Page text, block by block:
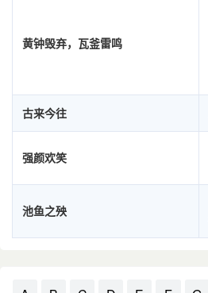
黄钟毁弃，瓦釜雷鸣
古来今往
强颜欢笑
池鱼之殃